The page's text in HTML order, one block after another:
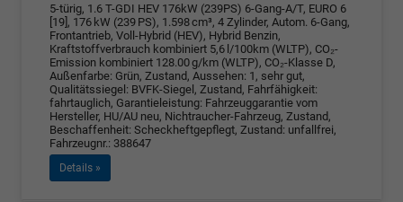
5-türig, 1.6 T-GDI HEV 176kW (239PS) 6-Gang-A/T, EURO 6
[19], 176 kW (239 PS), 1.598 cm³, 4 Zylinder, Autom. 6-Gang,
Frontantrieb, Voll-Hybrid (HEV), Hybrid Benzin,
Kraftstoffverbrauch kombiniert 5,6 l/100km (WLTP), CO₂-
Emission kombiniert 128.00 g/km (WLTP), CO₂-Klasse D,
Außenfarbe: Grün, Zustand, Aussehen: 1, sehr gut,
Qualitätssiegel: BVFK-Siegel, Zustand, Fahrfähigkeit:
fahrtauglich, Garantieleistung: Fahrzeuggarantie vom
Hersteller, HU/AU neu, Nichtraucher-Fahrzeug, Zustand,
Beschaffenheit: Scheckheftgepflegt, Zustand: unfallfrei,
Fahrzeugnr.: 388647
Details »